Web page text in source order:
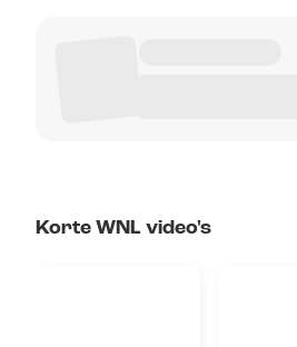
Korte WNL video's